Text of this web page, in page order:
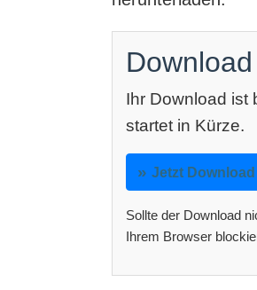
Ihr Download ist
startet in Kürze.
Jetzt
Sollte der Download
Ihrem Browser